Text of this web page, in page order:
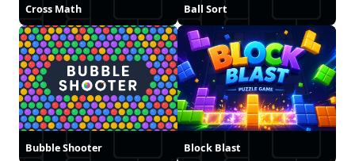
Cross Math Ball Sort
Bubble Shooter Block Blast